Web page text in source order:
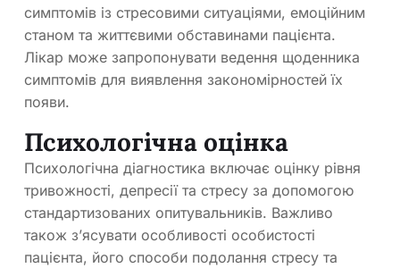
симптомів із стресовими ситуаціями, емоційним
станом та життєвими обставинами пацієнта.
Лікар може запропонувати ведення щоденника
симптомів для виявлення закономірностей їх
появи.
Психологічна оцінка
Психологічна діагностика включає оцінку рівня
тривожності, депресії та стресу за допомогою
стандартизованих опитувальників. Важливо
також з’ясувати особливості особистості
пацієнта, його способи подолання стресу та